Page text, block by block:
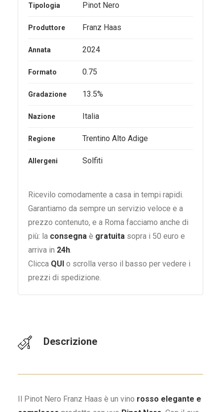
Tipologia Pinot Nero
Produttore Franz Haas
Annata 2024
Formato 0.75
Gradazione 13.5%
Nazione Italia
Regione Trentino Alto Adige
Allergeni Solfiti
Ricevilo comodamente a casa in tempi rapidi.
Garantiamo da sempre un servizio veloce e a
prezzo contenuto, e a Roma facciamo anche di
più: la consegna è gratuita sopra i 50 euro e
arriva in 24h.
Clicca QUI o scrolla verso il basso per vedere i
prezzi di spedizione.
Descrizione
Il Pinot Nero Franz Haas è un vino rosso elegante e